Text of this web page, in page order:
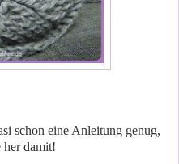
schon eine Anleitung genug,
her damit!